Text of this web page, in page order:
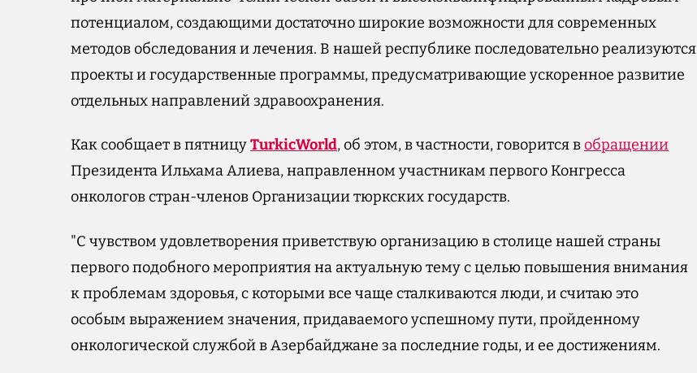
потенциалом, создающими достаточно широкие возможности для современных
методов обследования и лечения. В нашей республике последовательно реализуются
проекты и государственные программы, предусматривающие ускоренное развитие
отдельных направлений здравоохранения.
Как сообщает в пятницуTurkicWorld, об этом, в частности, говорится вобращении
Президента Ильхама Алиева, направленном участникам первого Конгресса
онкологов стран-членов Организации тюркских государств.
"С чувством удовлетворения приветствую организацию в столице нашей страны
первого подобного мероприятия на актуальную тему с целью повышения внимания
к проблемам здоровья, с которыми все чаще сталкиваются люди, и считаю это
особым выражением значения, придаваемого успешному пути, пройденному
онкологической службой в Азербайджане за последние годы, и ее достижениям.